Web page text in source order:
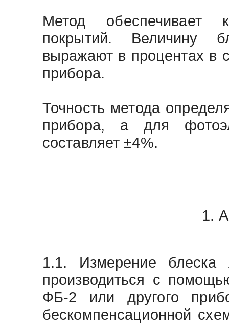
Метод обеспечивает
покрытий. Величину
выражают в процентах в
прибора.
Точность метода
прибора, а для
составляет ±4%.
1.
1.1. Измерение блеска
производиться с
ФБ-2 или другого
бескомпенсационной